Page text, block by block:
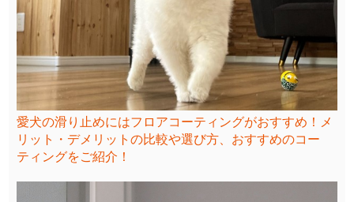
愛犬の滑り止めにはフロアコーティングがおすすめ！メ
リット・デメリットの比較や選び方、おすすめのコー
ティングをご紹介！